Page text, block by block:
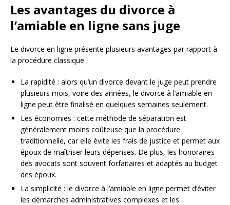
Les avantages du divorce à
l’amiable en ligne sans juge
Le divorce en ligne présente plusieurs avantages par rapport à
la procédure classique :
La rapidité : alors qu’un divorce devant le juge peut prendre
plusieurs mois, voire des années, le divorce à l’amiable en
ligne peut être finalisé en quelques semaines seulement.
Les économies : cette méthode de séparation est
généralement moins coûteuse que la procédure
traditionnelle, car elle évite les frais de justice et permet aux
époux de maîtriser leurs dépenses. De plus, les honoraires
des avocats sont souvent forfaitaires et adaptés au budget
des époux.
La simplicité : le divorce à l’amiable en ligne permet d’éviter
les démarches administratives complexes et les